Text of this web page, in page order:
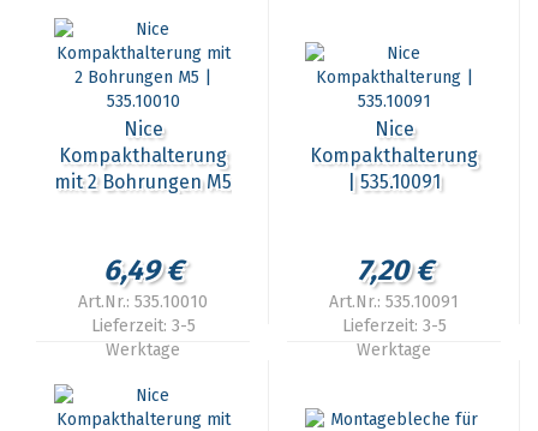
Nice
Kompakthalterung
mit 2 Bohrungen M5
6,49 €
Art.Nr.: 535.10010
Lieferzeit: 3-5
Werktage
Nice
Kompakthalterung
| 535.10091
7,20 €
Art.Nr.: 535.10091
Lieferzeit: 3-5
Werktage